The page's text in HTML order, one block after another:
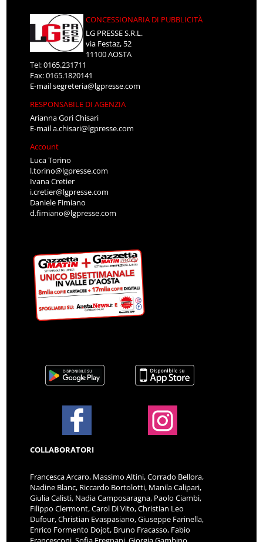
CONCESSIONARIA DI PUBBLICITÀ
LG PRESSE S.R.L.
via Festaz, 52
11100 AOSTA
Tel: 0165.231711
Fax: 0165.1820141
E-mailsegreteria@lgpresse.com
RESPONSABILE DI AGENZIA
Arianna Gori Chisari
E-maila.chisari@lgpresse.com
Account
Luca Torino
l.torino@lgpresse.com
Ivana Cretier
i.cretier@lgpresse.com
Daniele Fimiano
d.fimiano@lgpresse.com
COLLABORATORI
Francesca Arcaro, Massimo Altini, Corrado Bellora,
Nadine Blanc, Riccardo Bortolotti, Manila Calipari,
Giulia Calisti, Nadia Camposaragna, Paolo Ciambi,
Filippo Clermont, Carol Di Vito, Christian Leo
Dufour, Christian Evaspasiano, Giuseppe Farinella,
Enrico Formento Dojot, Bruno Fracasso, Fabio